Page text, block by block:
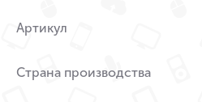
Артикул
Страна производства